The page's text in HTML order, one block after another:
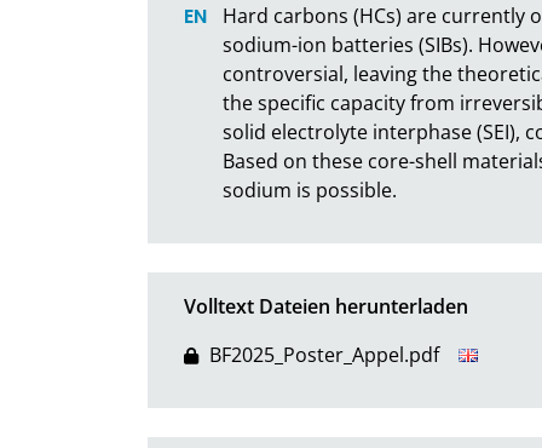
Hard carbons (HCs) are currently
sodium-ion batteries (SIBs).
controversial, leaving the
the specific capacity from
solid electrolyte interphase (SEI),
Based on these core-shell
sodium is possible.
Volltext Dateien herunterladen
BF2025_Poster_Appel.pdf